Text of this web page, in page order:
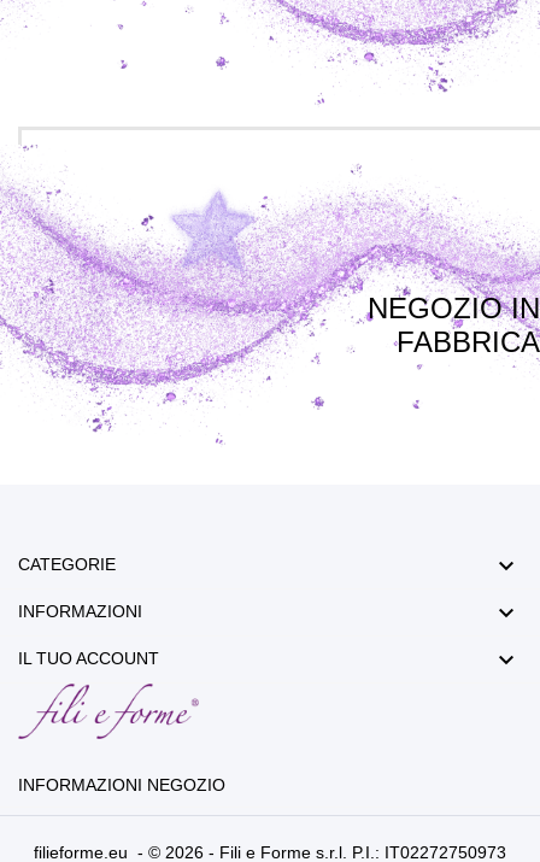
NEGOZIO IN
FABBRICA
CATEGORIE 
INFORMAZIONI 
IL TUO ACCOUNT 
INFORMAZIONI NEGOZIO
filieforme.eu - © 2026 - Fili e Forme s.r.l. P.I.: IT02272750973